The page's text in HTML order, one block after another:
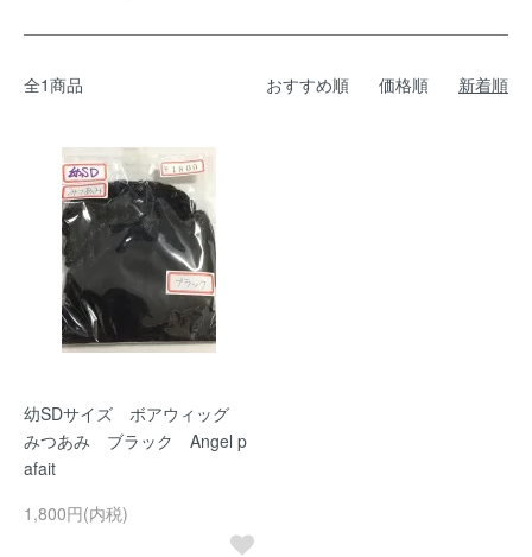
全1商品 おすすめ順 価格順 新着順
幼SDサイズ ボアウィッグ
みつあみ ブラック Angel p
afait
1,800円(内税)